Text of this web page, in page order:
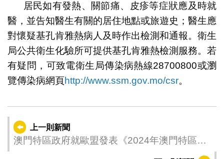
居民如有發熱、關節痛、皮疹等症狀應及時就
醫，並告知醫生有關的居住地點或旅遊史；醫生應
對懷疑基孔肯雅熱病人及時作出檢測和通報。衛生
局公共衛生化驗所可提供基孔肯雅熱檢測服務。若
有疑問，可致電衛生局傳染病熱線28700800或瀏
覽傳染病網頁http://www.ssm.gov.mo/csr。
上一則新聞
澳門特區政府就歐盟發表《2024年澳門特區年